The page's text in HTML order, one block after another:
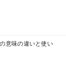
意味の違いと使い